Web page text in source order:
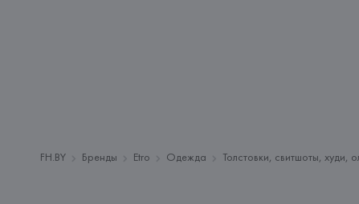
FH.BY Бренды Etro Одежда Толстовки, свитшоты, худи,